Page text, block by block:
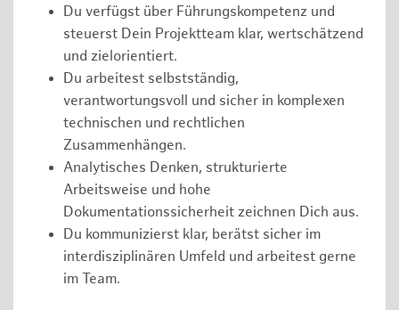
Du verfügst über Führungskompetenz und
steuerst Dein Projektteam klar, wertschätzend
und zielorientiert.
Du arbeitest selbstständig,
verantwortungsvoll und sicher in komplexen
technischen und rechtlichen
Zusammenhängen.
Analytisches Denken, strukturierte
Arbeitsweise und hohe
Dokumentationssicherheit zeichnen Dich aus.
Du kommunizierst klar, berätst sicher im
interdisziplinären Umfeld und arbeitest gerne
im Team.